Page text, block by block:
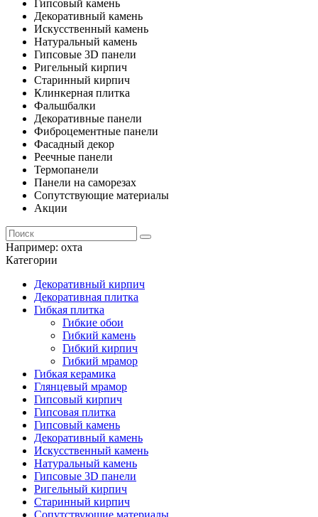
Гипсовый камень
Декоративный камень
Искусственный камень
Натуральный камень
Гипсовые 3D панели
Ригельный кирпич
Старинный кирпич
Клинкерная плитка
Фальшбалки
Декоративные панели
Фиброцементные панели
Фасадный декор
Реечные панели
Термопанели
Панели на саморезах
Сопутствующие материалы
Акции
Например: охта
Категории
Декоративный кирпич
Декоративная плитка
Гибкая плитка
Гибкие обои
Гибкий камень
Гибкий кирпич
Гибкий мрамор
Гибкая керамика
Глянцевый мрамор
Гипсовый кирпич
Гипсовая плитка
Гипсовый камень
Декоративный камень
Искусственный камень
Натуральный камень
Гипсовые 3D панели
Ригельный кирпич
Старинный кирпич
Сопутствующие материалы